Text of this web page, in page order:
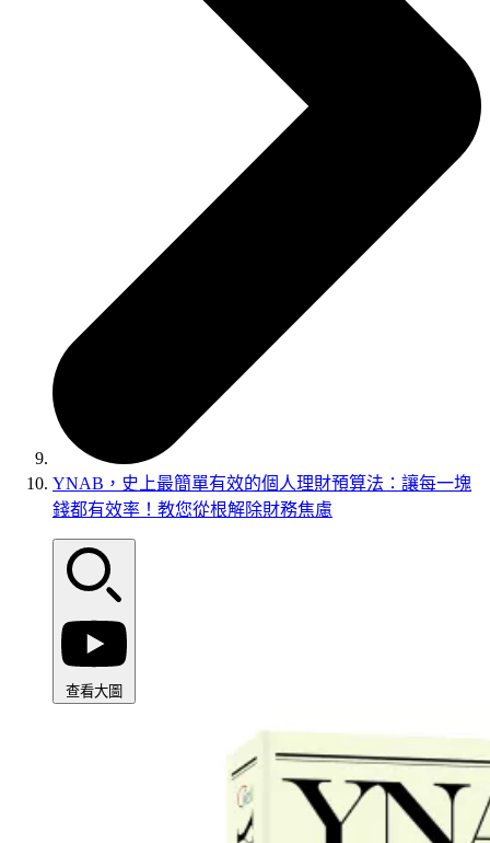
YNAB，史上最簡單有效的個人理財預算法∶讓每一塊
錢都有效率！教您從根解除財務焦慮
查看大圖